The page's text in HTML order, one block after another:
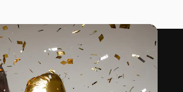
Información útil Empresa